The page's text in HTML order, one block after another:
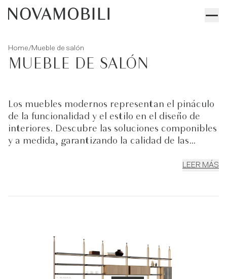
Home/Mueble de salón
MUEBLE DE SALÓN
Los muebles modernos representan el pináculo
de la funcionalidad y el estilo en el diseño de
interiores. Descubre las soluciones componibles
y a medida, garantizando la calidad de las
corazón de nuestras propuestas:
elegantes y funcionales,boiseries
de diseño,
vitrinas iluminadas con LED que crean
ambientes sugerentes, armarios altos
LEER MÁS